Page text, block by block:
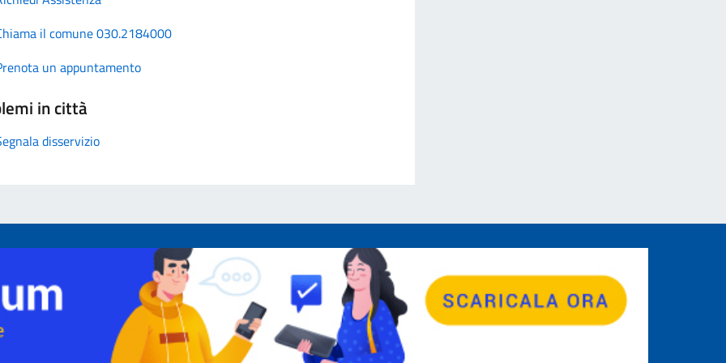
il comune 030.2184000
un appuntamento
in città
disservizio